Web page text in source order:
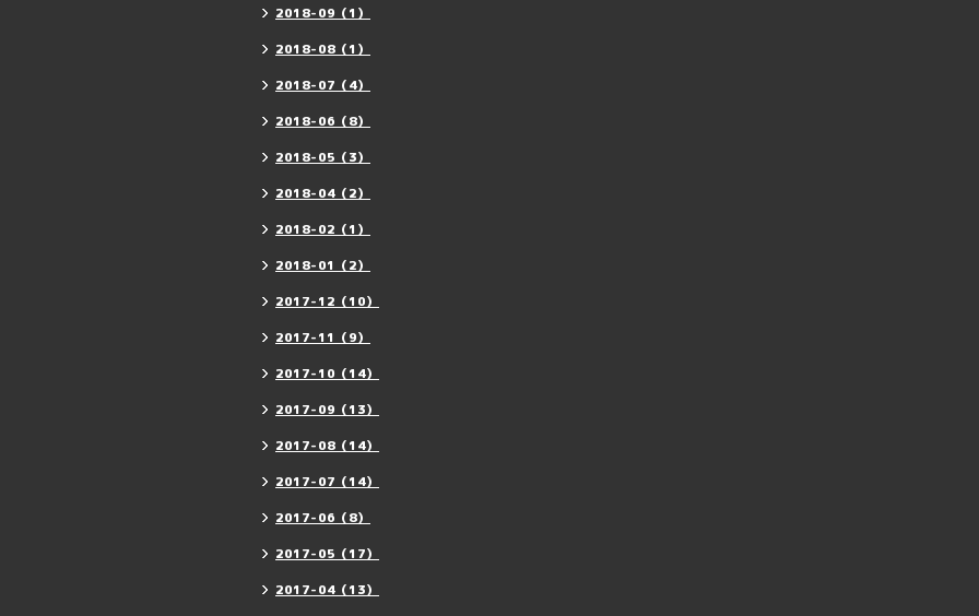
2018-09（1）
2018-08（1）
2018-07（4）
2018-06（8）
2018-05（3）
2018-04（2）
2018-02（1）
2018-01（2）
2017-12（10）
2017-11（9）
2017-10（14）
2017-09（13）
2017-08（14）
2017-07（14）
2017-06（8）
2017-05（17）
2017-04（13）